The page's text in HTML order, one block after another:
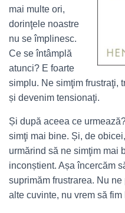
mai multe ori,
dorinţele noastre
nu se împlinesc.
Ce se întâmplă
atunci? E foarte
simplu. Ne simţim frustraţi,
și devenim tensionaţi.
Și după aceea ce
simţi mai bine. Și, de
urmărind să ne simţim mai
inconștient. Așa încercăm
suprimăm frustrarea. Nu
alte cuvinte, nu vrem să